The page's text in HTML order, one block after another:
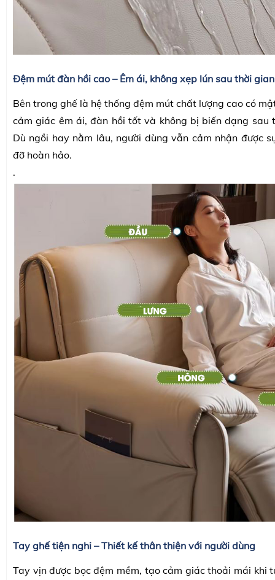
Đệm mút đàn hồi cao – Êm ái, không xẹp lún sau thời
Bên trong ghế là hệ thống đệm mút chất lượng cao có
cảm giác êm ái, đàn hồi tốt và không bị biến dạng sau
Dù ngồi hay nằm lâu, người dùng vẫn cảm nhận được
đỡ hoàn hảo.
.
Tay ghế tiện nghi – Thiết kế thân thiện với người dùng
Tay vịn được bọc đệm mềm, tạo cảm giác thoải mái khi